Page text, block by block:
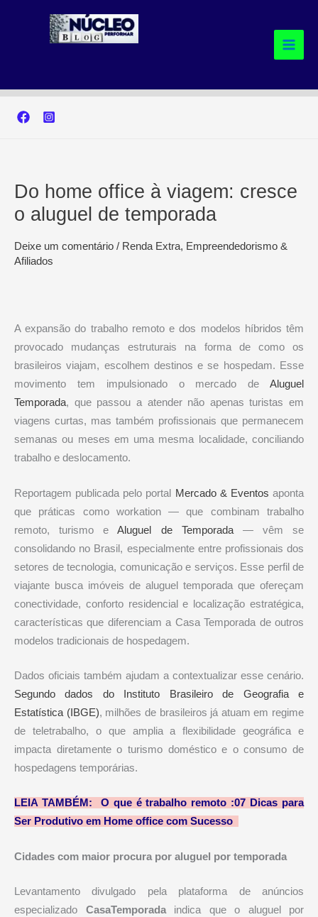
Do home office à viagem: cresce
o aluguel de temporada
Deixe um comentário / Renda Extra, Empreendedorismo &
Afiliados
A expansão do trabalho remoto e dos modelos híbridos têm
provocado mudanças estruturais na forma de como os
brasileiros viajam, escolhem destinos e se hospedam. Esse
movimento tem impulsionado o mercado de Aluguel
Temporada, que passou a atender não apenas turistas em
viagens curtas, mas também profissionais que permanecem
semanas ou meses em uma mesma localidade, conciliando
trabalho e deslocamento.
Reportagem publicada pelo portal Mercado & Eventos aponta
que práticas como workation — que combinam trabalho
remoto, turismo eAluguel de Temporada— vêm se
consolidando no Brasil, especialmente entre profissionais dos
setores de tecnologia, comunicação e serviços. Esse perfil de
viajante busca imóveis de aluguel temporada que ofereçam
conectividade, conforto residencial e localização estratégica,
características que diferenciam a Casa Temporada de outros
modelos tradicionais de hospedagem.
Dados oficiais também ajudam a contextualizar esse cenário.
Segundo dados do Instituto Brasileiro de Geografia e
Estatística (IBGE), milhões de brasileiros já atuam em regime
de teletrabalho, o que amplia a flexibilidade geográfica e
impacta diretamente o turismo doméstico e o consumo de
hospedagens temporárias.
LEIA TAMBÉM: O que é trabalho remoto :07 Dicas para
Ser Produtivo em Home office com Sucesso
Cidades com maior procura por aluguel por temporada
Levantamento divulgado pela plataforma de anúncios
especializado CasaTemporadaindica que o aluguel por